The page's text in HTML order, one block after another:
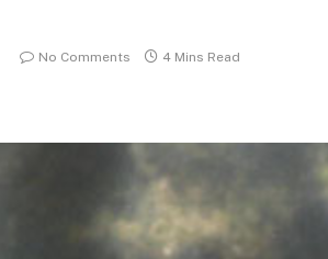
No Comments 4 Mins Read